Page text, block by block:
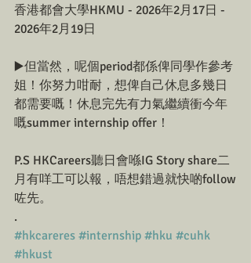
香港都會大學HKMU - 2026年2月17日 -
2026年2月19日
▶️但當然，呢個period都係俾同學作參考
姐！你努力咁耐，想俾自己休息多幾日
都需要嘅！休息完先有力氣繼續衝今年
嘅summer internship offer！
P.S HKCareers聽日會喺IG Story share二
月有咩工可以報，唔想錯過就快啲follow
咗先。
.
#hkcareres #internship #hku #cuhk
#hkust